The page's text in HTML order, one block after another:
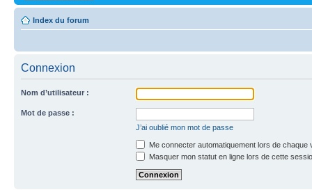
Index du forum
Connexion
Nom d’utilisateur :
Mot de passe :
J’ai oublié mon mot de passe
Me connecter automatiquement lors de chaque
Masquer mon statut en ligne lors de cette